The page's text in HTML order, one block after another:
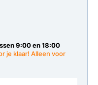
9:00 en 18:00
je klaar! Alleen voor